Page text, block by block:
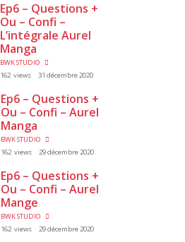
Ep6 – Questions +
Ou – Confi –
L’intégrale Aurel
Manga
BWK STUDIO
162 views
31 décembre 2020
Ep6 – Questions +
Ou – Confi – Aurel
Manga
BWK STUDIO
162 views
29 décembre 2020
Ep6 – Questions +
Ou – Confi – Aurel
Mange
BWK STUDIO
162 views
29 décembre 2020